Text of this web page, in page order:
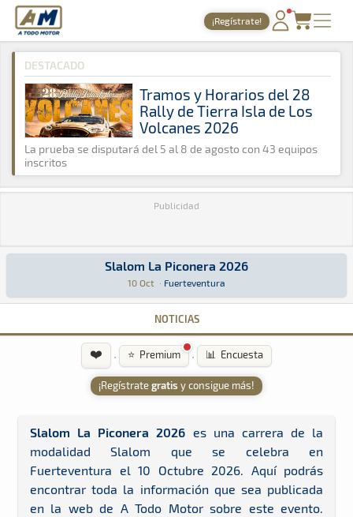
A Todo Motor · Revista del motor desde 1999
¡Regístrate!
PORTADA
TIEMPOS ONLINE
NOTICIAS
AGENDA
GALERÍAS
A Todo Motor » Agenda » 2026 » Octubre
DESTACADO
Tramos y Horarios del 28
Rally de Tierra Isla de Los
Volcanes 2026
La prueba se disputará del 5 al 8 de agosto con 43 equipos
inscritos
Publicidad
Slalom La Piconera 2026
Slalom La Piconera 2026
10 Oct · Fuerteventura
Slalom · Slalom La Piconera 2026: Aquí podrás encontrar toda la
Fuerteventura
NOTICIAS
❤️ · ⭐ Premium · 📊 Encuesta
¡Regístrategratis y consigue más!
Slalom La Piconera 2026 es una carrera de la
modalidad Slalom que se celebra en
Fuerteventura el 10 Octubre 2026. Aquí podrás
encontrar toda la información que sea publicada
en la web de A Todo Motor sobre este evento.